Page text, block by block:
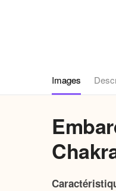
Images